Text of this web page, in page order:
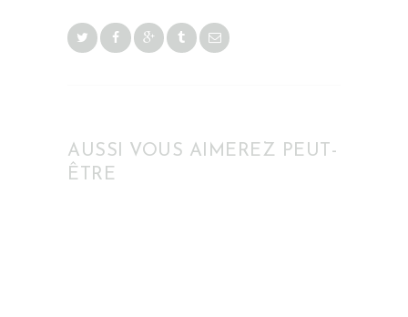
AUSSI VOUS AIMEREZ PEUT-
ÊTRE